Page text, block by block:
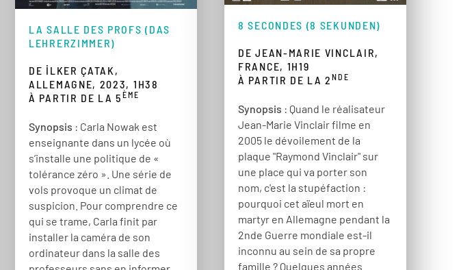
LA SALLE DES PROFS (DAS
LEHRERZIMMER)
DE İLKER ÇATAK,
ALLEMAGNE, 2023, 1H38
À PARTIR DE LA 5ÈME
Synopsis : Carla Nowak est
enseignante dans un lycée où
s’installe une politique de «
tolérance zéro ». Une série de
vols provoque un climat de
suspicion. Pour comprendre ce
qui se trame, Carla finit par
installer la caméra de son
ordinateur dans la salle des
8 SECONDES (8 SEKUNDEN)
DE JEAN-MARIE VINCLAIR,
FRANCE, 1H19
À PARTIR DE LA 2NDE
Synopsis : Quand le réalisateur
Jean-Marie Vinclair filme en
2005 le dévoilement de la
plaque "Raymond Vinclair" sur
une place qui va porter son
nom, c'est la stupéfaction :
pourquoi cet aïeul mort en
martyr en Allemagne pendant la
2nde Guerre mondiale est-il
inconnu au sein de sa propre
famille ? Quelques années